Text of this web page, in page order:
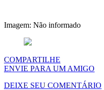
Imagem: Não informado
COMPARTILHE
ENVIE PARA UM AMIGO
DEIXE SEU COMENTÁRIO